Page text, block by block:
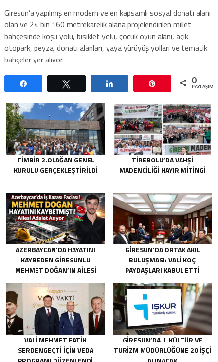
Giresun’a yapılmış en modern ve en kapsamlı sosyal donatı alanı
olan ve 24 bin 160 metrekarelik alana projelendirilen millet
bahçesinde koşu yolu, bisiklet yolu, çocuk oyun alanı, açık
otopark, peyzaj donatı alanları, yaya yürüyüş yolları ve tematik
bahçeler yer alıyor.
0
TİMBİR 2.OLAĞAN GENEL
KURULU GERÇEKLEŞTIRILDI
TIREBOLU’DA VAHŞI
MADENCILIĞI HAYIR MITINGI
AZERBAYCAN’DA HAYATINI
KAYBEDEN GIRESUNLU
MEHMET DOĞAN’IN AILESI
GIRESUN’DA ORTAK AKIL
BULUŞMASI: VALI KOÇ
PAYDAŞLARI KABUL ETTI
VALI MEHMET FATIH
SERDENGEÇTI İÇIN VEDA
GIRESUN’DA İL KÜLTÜR VE
TURIZM MÜDÜRLÜĞÜNE 20 İŞÇI